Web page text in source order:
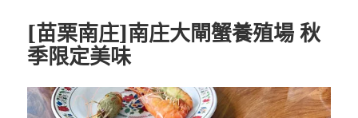
[苗栗南庄]南庄大閘蟹養殖場 秋
季限定美味